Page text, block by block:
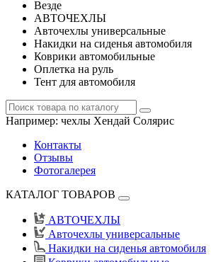
Везде
АВТОЧЕХЛЫ
Авточехлы универсальные
Накидки на сиденья автомобиля
Коврики автомобильные
Оплетка на руль
Тент для автомобиля
Например: чехлы Хендай Солярис
Контакты
Отзывы
Фотогалерея
КАТАЛОГ ТОВАРОВ
АВТОЧЕХЛЫ
Авточехлы универсальные
Накидки на сиденья автомобиля